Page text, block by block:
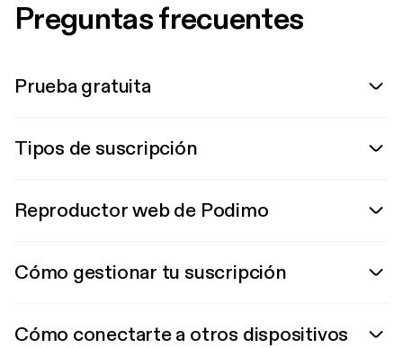
Preguntas frecuentes
Prueba gratuita
Tipos de suscripción
Reproductor web de Podimo
Cómo gestionar tu suscripción
Cómo conectarte a otros dispositivos